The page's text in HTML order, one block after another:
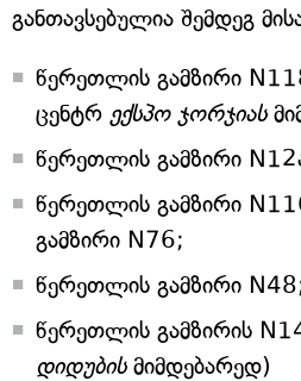
განთავსებულია შემდეგ
წერეთლის გამზირი
ცენტრ ექსპო ჯორჯიას
წერეთლის გამზირი
წერეთლის გამზირი
გამზირი N76;
წერეთლის გამზირი
წერეთლის გამზირის
დიდუბისმიმდებარედ)